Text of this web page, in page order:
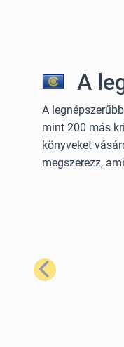
A
A
mint 200 más
könyveket
megszerezz,
Előző